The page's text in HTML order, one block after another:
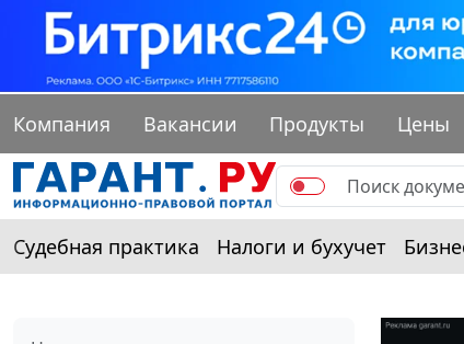
Компания Вакансии Продукты Цены
Судебная практика Налоги и бухучет